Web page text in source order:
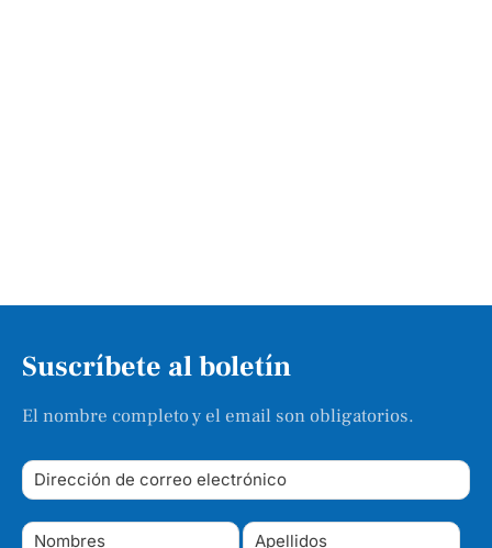
Suscríbete al boletín
El nombre completo y el email son obligatorios.